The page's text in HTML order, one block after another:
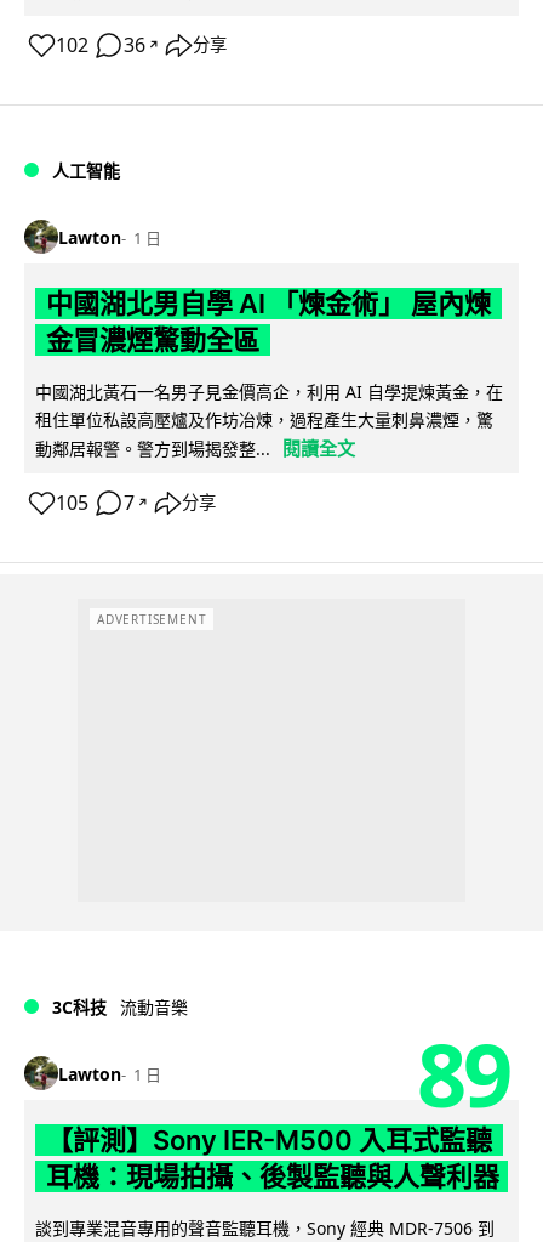
102 36 ↗ 分享
人工智能
Lawton 1 日
中國湖北男自學 AI 「煉金術」 屋內煉
金冒濃煙驚動全區
中國湖北黃石一名男子見金價高企，利用 AI 自學提煉黃金，在
租住單位私設高壓爐及作坊冶煉，過程產生大量刺鼻濃煙，驚
動鄰居報警。警方到場揭發整...
閱讀全文
105 7 ↗ 分享
ADVERTISEMENT
3C科技 流動音樂
Lawton 1 日 89
【評測】Sony IER-M500 入耳式監聽
耳機：現場拍攝、後製監聽與人聲利器
談到專業混音專用的聲音監聽耳機，Sony 經典 MDR-7506 到